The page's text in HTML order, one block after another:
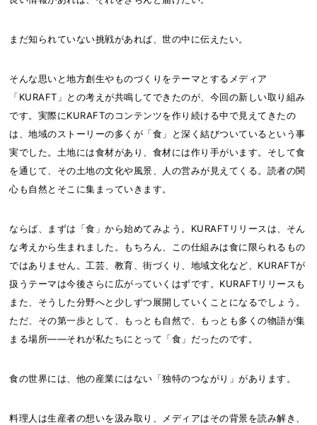
まだ知られていない挑戦があれば、世の中に伝えたい。
そんな思いと地方創生やものづくりをテーマとするメディア
「KURAFT」との考えが共鳴してできたのが、今回の新しい取り組み
です。実際にKURAFTのコンテンツを作り続ける中で見えてきたの
は、地域のストーリーの多くが「食」と深く結びついているという事
実でした。土地には食材があり、食材には作り手がいます。そして食
を通じて、その土地の文化や風景、人の営みが見えてくる。読者の関
心も自然とそこに集まっていきます。
ならば、まずは「食」から始めてみよう。KURAFTリリースは、そん
な考えから生まれました。もちろん、この仕組みは食に限られるもの
ではありません。工芸、教育、街づくり、地域文化など、KURAFTが
扱うテーマは今後さらに広がっていくはずです。KURAFTリリースも
また、そうした分野へと少しずつ展開していくことになるでしょう。
ただ、その第一歩として、もっとも自然で、もっとも多くの物語が集
まる場所――それが私たちにとって「食」だったのです。
食の世界には、他の産業にはない「独特のつながり」があります。
料理人は生産者の想いを汲み取り、メディアはその背景を読み解き、